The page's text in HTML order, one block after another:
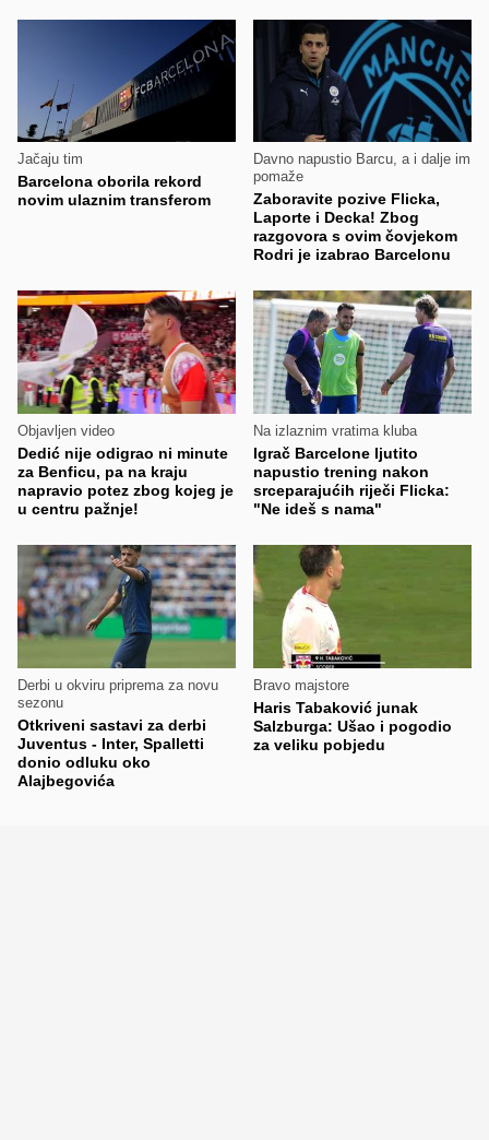
Jačaju tim
Barcelona oborila rekord
novim ulaznim transferom
Davno napustio Barcu, a i dalje im
pomaže
Zaboravite pozive Flicka,
Laporte i Decka! Zbog
razgovora s ovim čovjekom
Rodri je izabrao Barcelonu
Objavljen video
Dedić nije odigrao ni minute
za Benficu, pa na kraju
napravio potez zbog kojeg je
u centru pažnje!
Na izlaznim vratima kluba
Igrač Barcelone ljutito
napustio trening nakon
srceparajućih riječi Flicka:
"Ne ideš s nama"
Derbi u okviru priprema za novu
sezonu
Otkriveni sastavi za derbi
Juventus - Inter, Spalletti
donio odluku oko
Alajbegovića
Bravo majstore
Haris Tabaković junak
Salzburga: Ušao i pogodio
za veliku pobjedu